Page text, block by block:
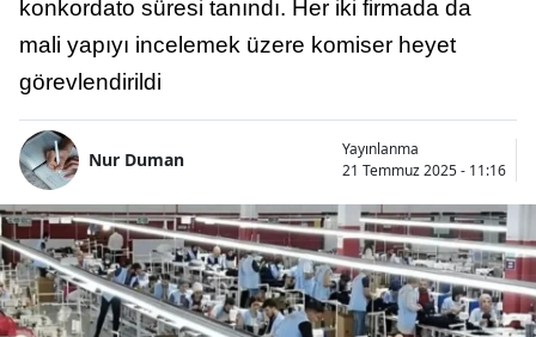
konkordato süresi tanındı. Her iki firmada da
mali yapıyı incelemek üzere komiser heyet
görevlendirildi
Nur Duman
Yayınlanma
21 Temmuz 2025 - 11:16